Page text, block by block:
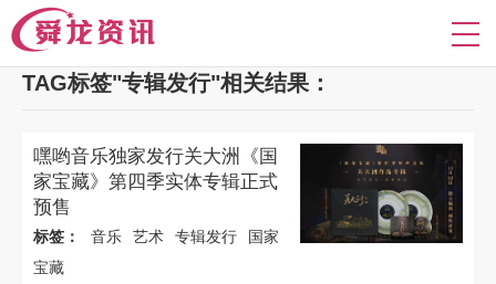
TAG标签"专辑发行"相关结果：
嘿哟音乐独家发行关大洲《国
家宝藏》第四季实体专辑正式
预售
标签： 音乐 艺术 专辑发行
国家
宝藏